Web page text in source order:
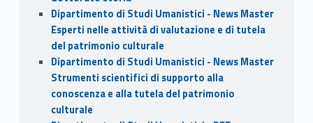
Dipartimento di Studi Umanistici - News Master
Esperti nelle attività di valutazione e di tutela
del patrimonio culturale
Dipartimento di Studi Umanistici - News Master
Strumenti scientifici di supporto alla
conoscenza e alla tutela del patrimonio
culturale